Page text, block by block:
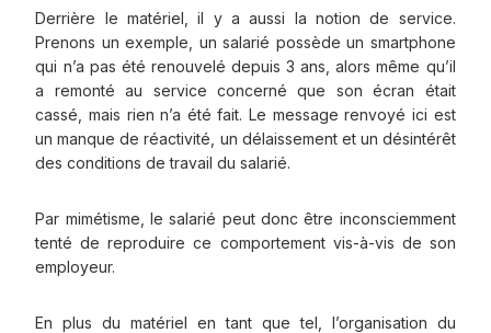
Derrière le matériel, il y a aussi la notion de service.
Prenons un exemple, un salarié possède un smartphone
qui n’a pas été renouvelé depuis 3 ans, alors même qu’il
a remonté au service concerné que son écran était
cassé, mais rien n’a été fait. Le message renvoyé ici est
un manque de réactivité, un délaissement et un désintérêt
des conditions de travail du salarié.
Par mimétisme, le salarié peut donc être inconsciemment
tenté de reproduire ce comportement vis-à-vis de son
employeur.
En plus du matériel en tant que tel, l’organisation du